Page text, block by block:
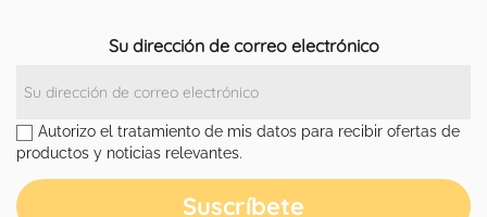
Su dirección de correo electrónico
Autorizo el tratamiento de mis datos para recibir ofertas de
productos y noticias relevantes.